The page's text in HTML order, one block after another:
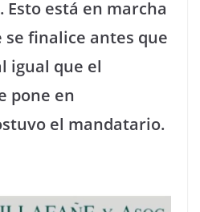
está en marcha
se finalice antes que
igual que el
pone en
el mandatario.